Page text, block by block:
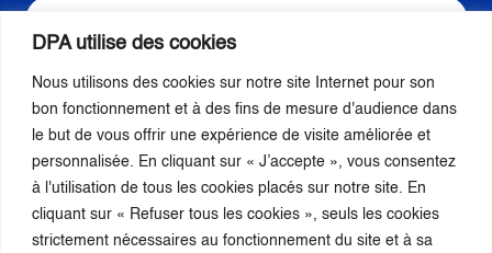
DPA utilise des cookies
Nous utilisons des cookies sur notre site Internet pour son
bon fonctionnement et à des fins de mesure d'audience dans
le but de vous offrir une expérience de visite améliorée et
personnalisée. En cliquant sur « J’accepte », vous consentez
à l'utilisation de tous les cookies placés sur notre site. En
cliquant sur « Refuser tous les cookies », seuls les cookies
strictement nécessaires au fonctionnement du site et à sa
S’inscrire
Nous suivre